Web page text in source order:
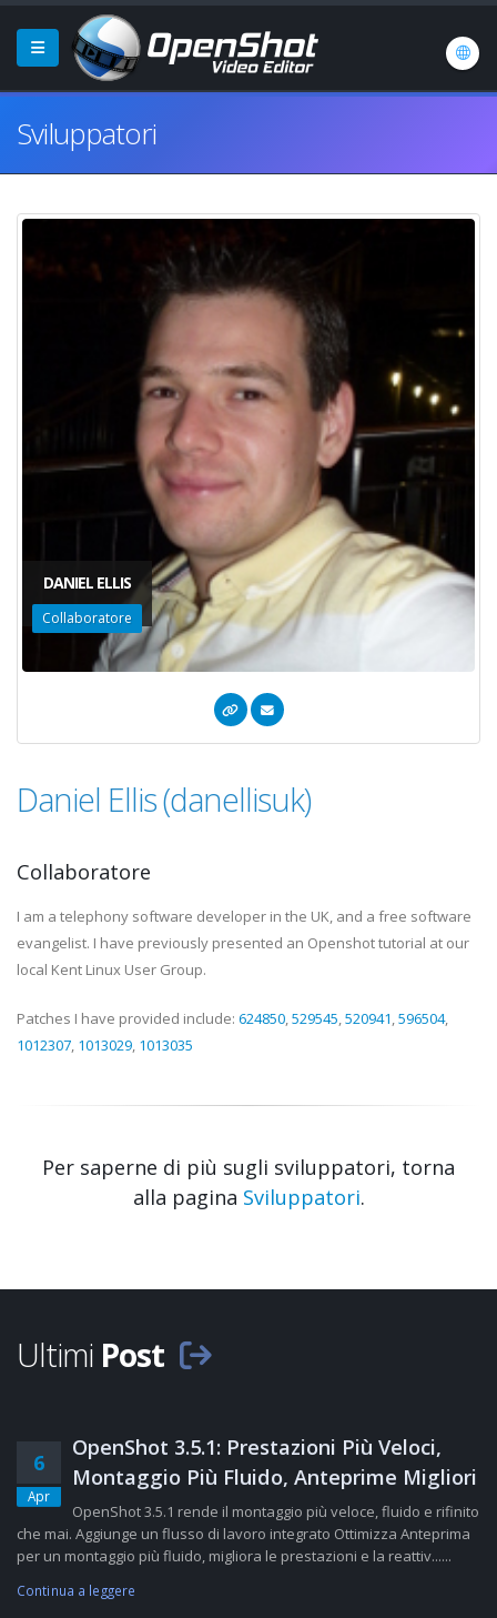
Sviluppatori
DANIEL ELLIS
Collaboratore
Daniel Ellis (danellisuk)
Collaboratore
I am a telephony software developer in the UK, and a free software
evangelist. I have previously presented an Openshot tutorial at our
local Kent Linux User Group.
Patches I have provided include: 624850,529545,520941,596504,
1012307, 1013029, 1013035
Per saperne di più sugli sviluppatori, torna
alla pagina Sviluppatori.
Ultimi Post
6
Apr
OpenShot 3.5.1: Prestazioni Più Veloci,
Montaggio Più Fluido, Anteprime Migliori
OpenShot 3.5.1 rende il montaggio più veloce, fluido e rifinito
che mai. Aggiunge un flusso di lavoro integrato Ottimizza Anteprima
per un montaggio più fluido, migliora le prestazioni e la reattiv......
Continua a leggere